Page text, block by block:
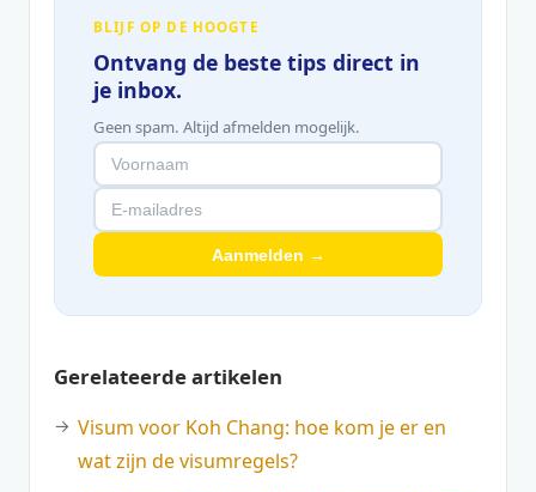
BLIJF OP DE HOOGTE
Ontvang de beste tips direct in
je inbox.
Geen spam. Altijd afmelden mogelijk.
Aanmelden →
Gerelateerde artikelen
Visum voor Koh Chang: hoe kom je er en
wat zijn de visumregels?